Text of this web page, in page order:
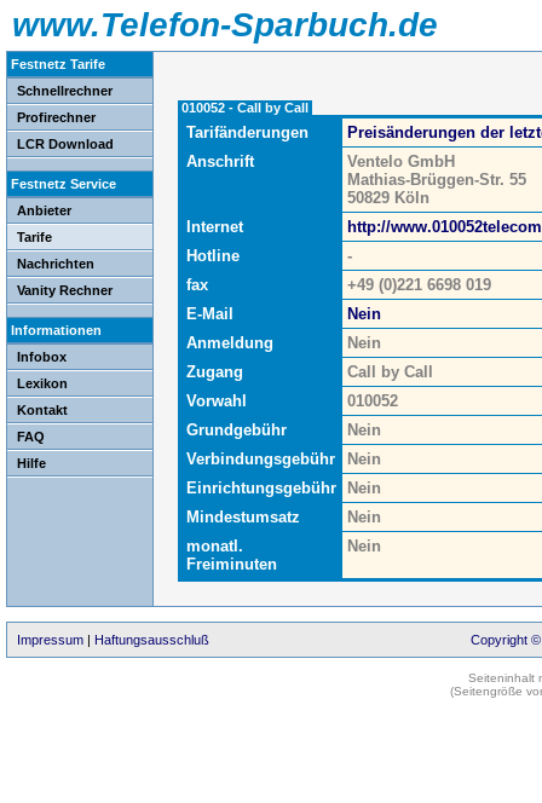
www.Telefon-Sparbuch.de
Festnetz Tarife
Schnellrechner
Profirechner
LCR Download
Festnetz Service
Anbieter
Tarife
Nachrichten
Vanity Rechner
Informationen
Infobox
Lexikon
Kontakt
FAQ
Hilfe
010052 - Call by Call
Tarifänderungen
Preisänderungen der
Anschrift
Ventelo GmbH
Mathias-Brüggen-Str. 55
50829 Köln
Internet
http://
Hotline
-
fax
+49 (0)221 6698 019
E-Mail
Nein
Anmeldung
Nein
Zugang
Call by Call
Vorwahl
010052
Grundgebühr
Nein
Verbindungsgebühr
Nein
Einrichtungsgebühr
Nein
Mindestumsatz
Nein
monatl.
Freiminuten
Nein
Impressum | Haftungsausschluß Copyright ©
Seiteninhalt
(Seitengröße